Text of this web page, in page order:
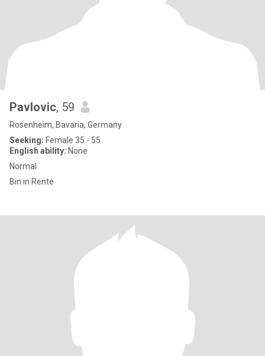
Pavlovic, 59
Rosenheim, Bavaria, Germany
Seeking: Female 35 - 55
English ability: None
Normal
Bin in Rente